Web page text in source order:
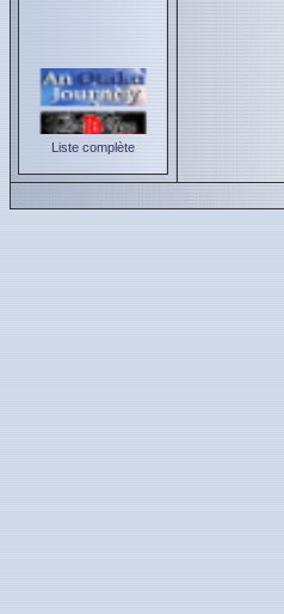
Liste complète